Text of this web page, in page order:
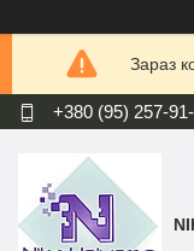
Зараз
+380 (95) 257-